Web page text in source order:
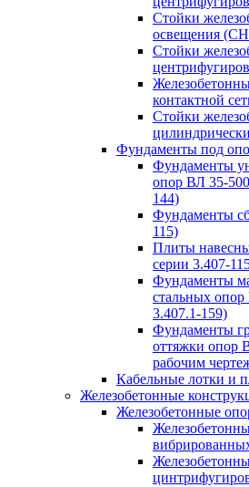
Стойки
освещения
Стойки
контактной
Стойки
Фундаменты под
Фундаменты
опор ВЛ 35-
144)
Фундаменты
115)
Плиты
серии 3.407-
Фундаменты
стальных
3.407.1-159)
Фундаменты
оттяжки опор
рабочим
Кабельные лотки и
Железобетонные
Железобетонные